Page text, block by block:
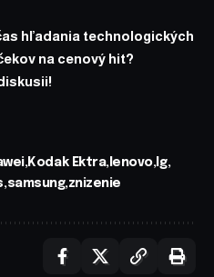
hľadania technologických
na cenový hit?
Kodak Ektra lenovo lg
samsung znizenie